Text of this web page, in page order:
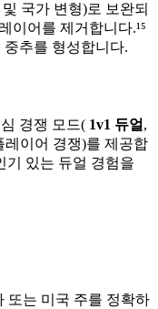
국가 변형)로 보완되
이어를 제거합니다.¹⁵
추를 형성합니다.
경쟁 모드( 1v1 듀얼 ,
레이어 경쟁)를 제공합
기 있는 듀얼 경험을
또는 미국 주를 정확하